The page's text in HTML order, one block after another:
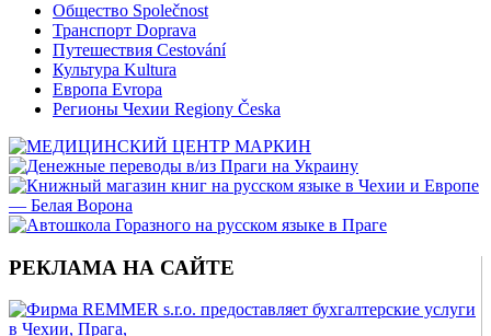
Общество Společnost
Транспорт Doprava
Путешествия Cestování
Культура Kultura
Европа Evropa
Регионы Чехии Regiony Česka
РЕКЛАМА НА САЙТЕ